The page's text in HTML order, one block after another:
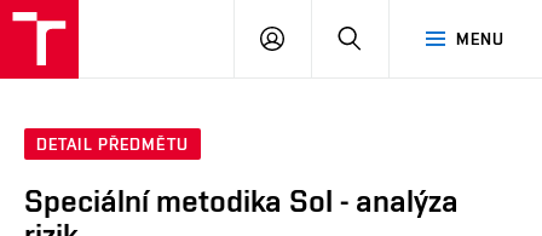
MENU
PŘIHLÁSIT
DETAIL PŘEDMĚTU
Speciální metodika SoI - analýza